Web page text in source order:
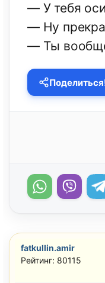
— У тебя
— Ну
— Ты
fatkullin.amir
Рейтинг: 80115